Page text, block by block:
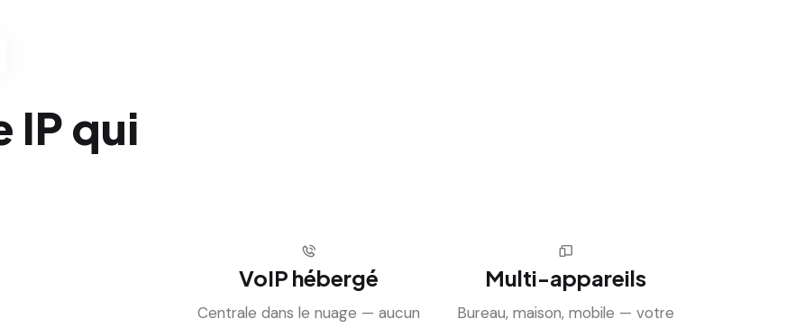
IP qui
VoIP hébergé
Centrale dans le nuage — aucun
Multi-appareils
Bureau, maison, mobile — votre